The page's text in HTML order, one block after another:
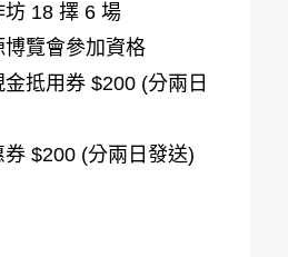
18 擇 6 場
覽會參加資格
抵用券 $200 (分兩日
券 $200 (分兩日發送)